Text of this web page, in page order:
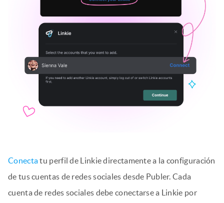
Conectatu perfil de Linkie directamente a la configuración
de tus cuentas de redes sociales desde Publer. Cada
cuenta de redes sociales debe conectarse a Linkie por